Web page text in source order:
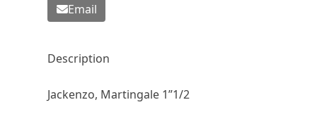
Email
Description
Jackenzo, Martingale 1”1/2